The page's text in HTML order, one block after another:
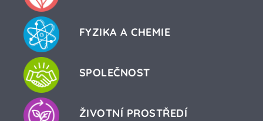
FYZIKA A CHEMIE
SPOLEČNOST
ŽIVOTNÍ PROSTŘEDÍ